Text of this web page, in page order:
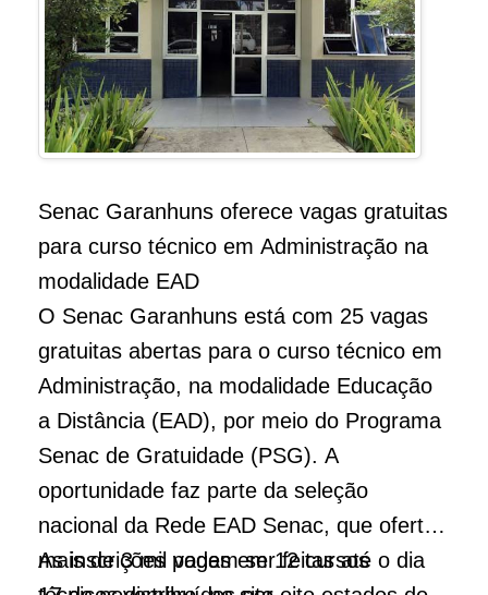
Senac Garanhuns oferece vagas gratuitas
para curso técnico em Administração na
modalidade EAD
O Senac Garanhuns está com 25 vagas
gratuitas abertas para o curso técnico em
Administração, na modalidade Educação
a Distância (EAD), por meio do Programa
Senac de Gratuidade (PSG). A
oportunidade faz parte da seleção
nacional da Rede EAD Senac, que oferta
mais de 3 mil vagas em 12 cursos
As inscrições podem ser feitas até o dia